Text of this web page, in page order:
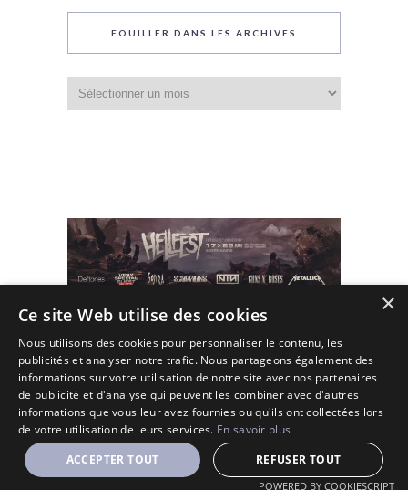
FOUILLER DANS LES ARCHIVES
dans
les
(C) 2010 - 2026 - All Rights Reserved.
Designé et Customisé par Seraf' sur une base de Solopine
×
Ce site Web utilise des cookies
Nous utilisons des cookies pour personnaliser le contenu, les
publicités et analyser notre trafic. Nous partageons également des
informations sur votre utilisation de notre site avec nos partenaires
de publicité et d'analyse qui peuvent les combiner avec d'autres
informations que vous leur avez fournies ou qu'ils ont collectées lors
de votre utilisation de leurs services. En savoir plus
ACCEPTER TOUT
REFUSER TOUT
POWERED BY COOKIESCRIPT